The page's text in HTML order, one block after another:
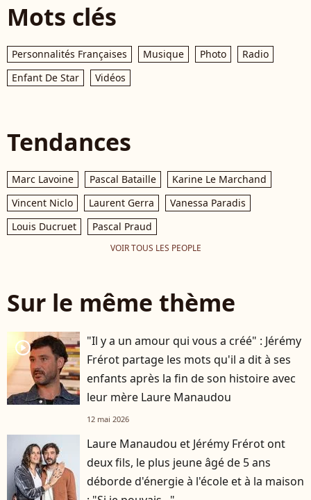
Mots clés
Personnalités Françaises Musique Photo
Radio
Enfant De Star
Vidéos
Tendances
Marc Lavoine Pascal Bataille
Karine Le Marchand
Vincent Niclo
Laurent Gerra
Vanessa Paradis
Louis Ducruet
Pascal Praud
VOIR TOUS LES PEOPLE
Sur le même thème
player2
"Il y a un amour qui vous a créé" : Jérémy
Frérot partage les mots qu'il a dit à ses
enfants après la fin de son histoire avec
leur mère Laure Manaudou
12 mai 2026
Laure Manaudou et Jérémy Frérot ont
deux fils, le plus jeune âgé de 5 ans
déborde d'énergie à l'école et à la maison